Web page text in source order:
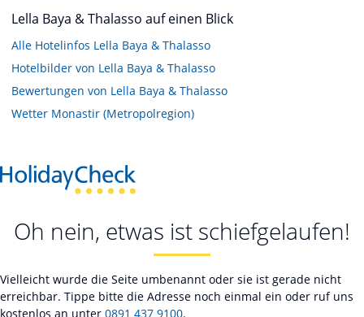
Lella Baya & Thalasso auf einen Blick
Alle Hotelinfos Lella Baya & Thalasso
Hotelbilder von Lella Baya & Thalasso
Bewertungen von Lella Baya & Thalasso
Wetter Monastir (Metropolregion)
Oh nein, etwas ist schiefgelaufen!
Vielleicht wurde die Seite umbenannt oder sie ist gerade nicht
erreichbar. Tippe bitte die Adresse noch einmal ein oder ruf uns
kostenlos an unter 0891 437 9100.